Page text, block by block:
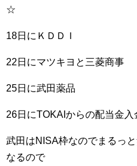
☆
18日にＫＤＤＩ
22日にマツキヨと三菱商事
25日に武田薬品
26日にTOKAIからの配当金入
武田はNISA枠なのでまるっ
なるので